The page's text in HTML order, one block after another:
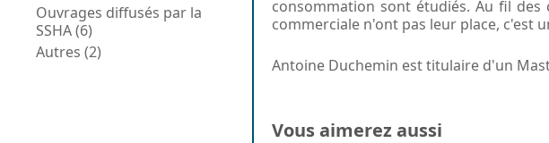
Ouvrages diffusés par la
SSHA (6)
Autres (2)
consommation sont étudiés. Au fil
commerciale n'ont pas leur place, c'est
Antoine Duchemin est titulaire d'un
Vous aimerez aussi